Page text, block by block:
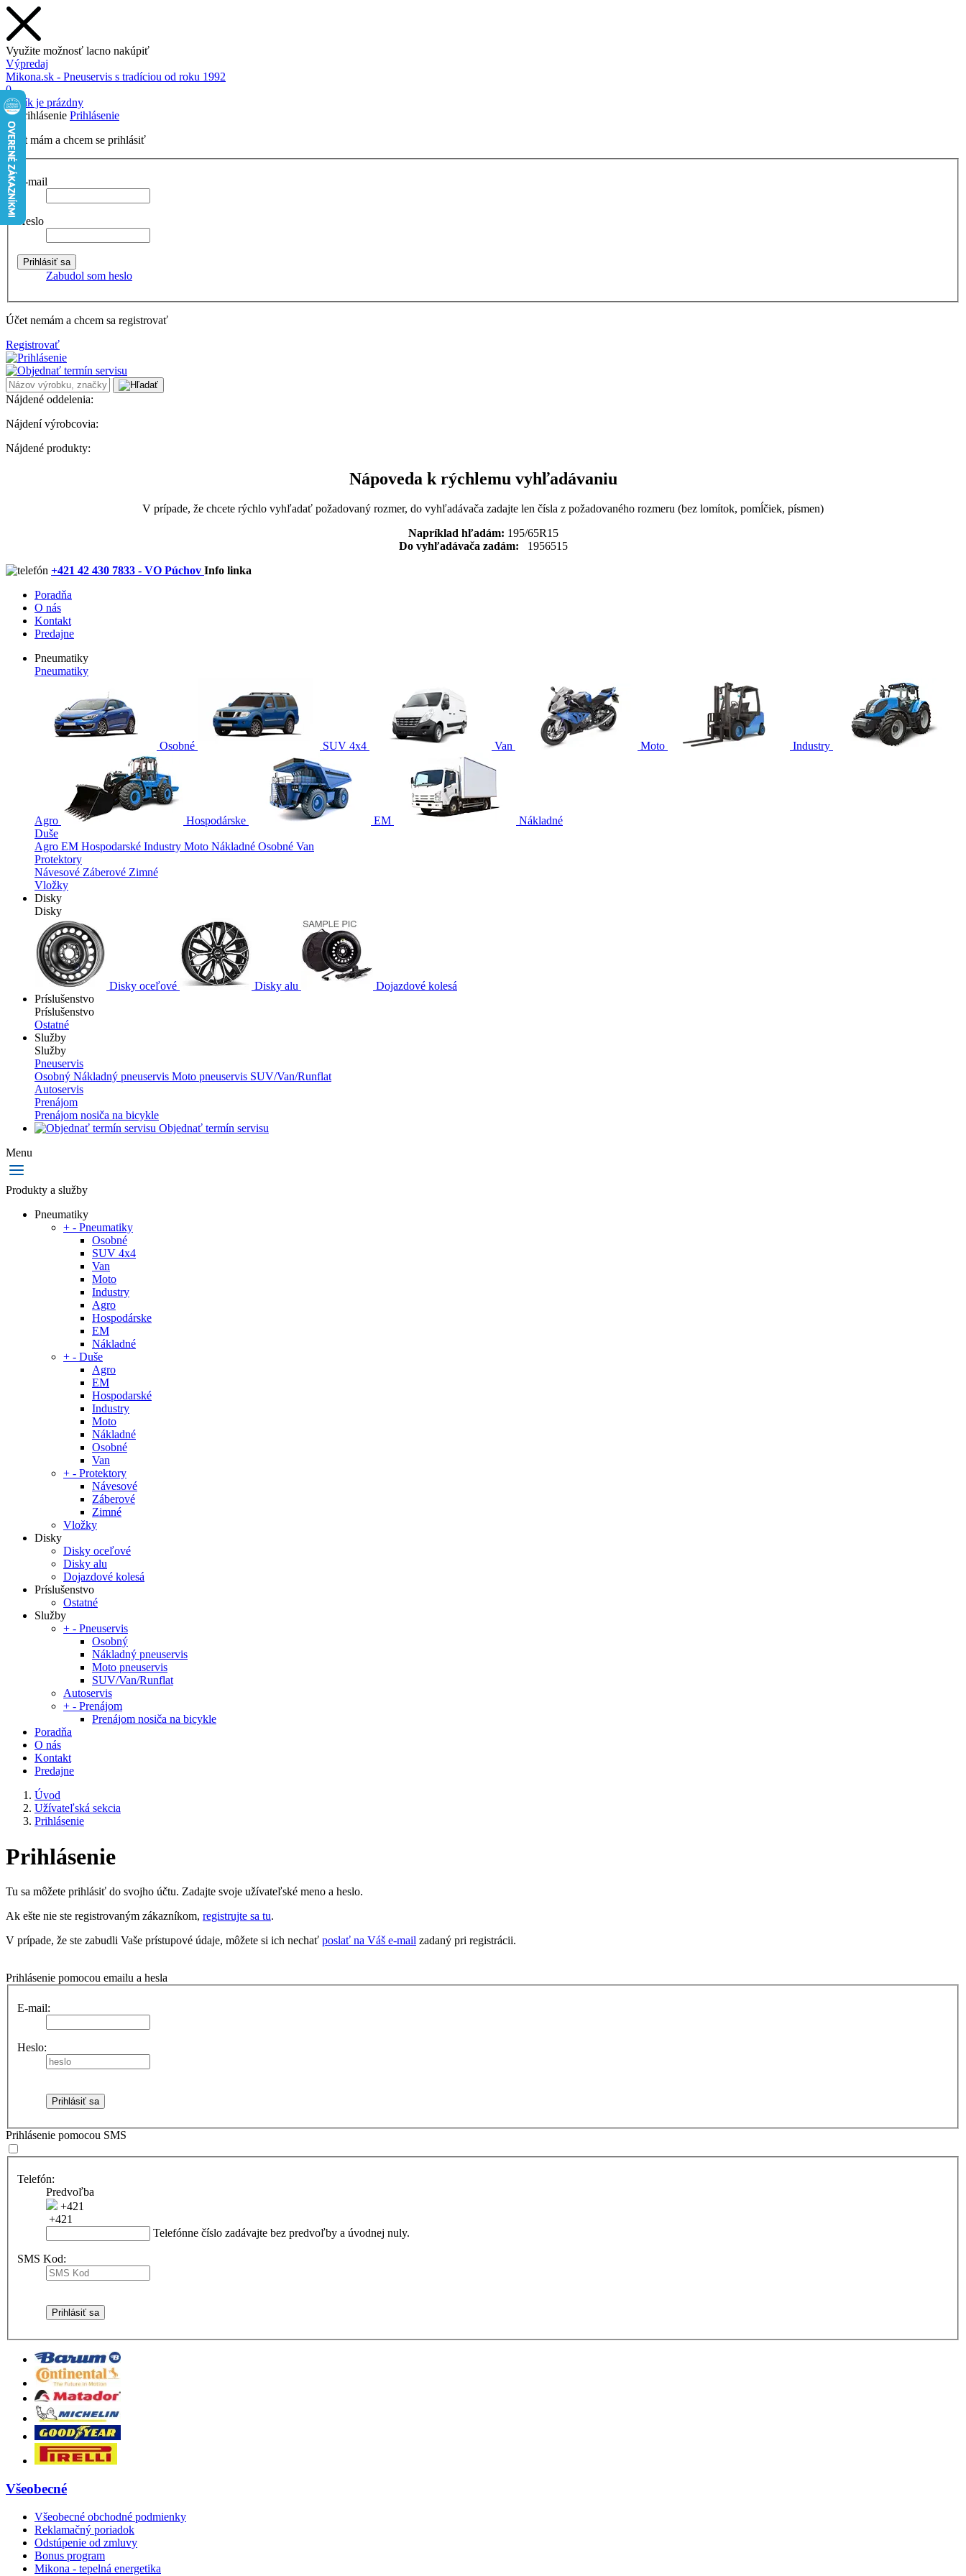
Využite možnosť lacno nakúpiť
Výpredaj
Mikona.sk - Pneuservis s tradíciou od roku 1992
0
Košík je prázdny
Prihlásenie
Účet mám a chcem se prihlásiť
E-mail
Heslo
Zabudol som heslo
Účet nemám a chcem sa registrovať
Registrovať
Nájdené oddelenia:
Nájdení výrobcovia:
Nájdené produkty:
Nápoveda k rýchlemu vyhľadávaniu
V prípade, že chcete rýchlo vyhľadať požadovaný rozmer, do vyhľadávača zadajte len čísla z požadovaného rozmeru (bez lomítok, pomĺčiek, písmen)
Napríklad hľadám: 195/65R15
Do vyhľadávača zadám: 1956515
+421 42 430 7833 - VO Púchov Info linka
Poradňa
O nás
Kontakt
Predajne
Pneumatiky
Pneumatiky
Osobné SUV 4x4 Van Moto Industry
Agro Hospodárske EM
Nákladné
Duše
Agro EM Hospodarské Industry Moto Nákladné Osobné Van
Protektory
Návesové Záberové Zimné
Vložky
Disky
Disky
Disky oceľové Disky alu
Dojazdové kolesá
Príslušenstvo
Príslušenstvo
Ostatné
Služby
Služby
Pneuservis
Osobný Nákladný pneuservis Moto pneuservis SUV/Van/Runflat
Autoservis
Prenájom
Prenájom nosiča na bicykle
Objednať termín servisu
Menu
Produkty a služby
Pneumatiky
+ - Pneumatiky
Osobné
SUV 4x4
Van
Moto
Industry
Agro
Hospodárske
EM
Nákladné
+ - Duše
Agro
EM
Hospodarské
Industry
Moto
Nákladné
Osobné
Van
+ - Protektory
Návesové
Záberové
Zimné
Vložky
Disky
Disky oceľové
Disky alu
Dojazdové kolesá
Príslušenstvo
Ostatné
Služby
+ - Pneuservis
Osobný
Nákladný pneuservis
Moto pneuservis
SUV/Van/Runflat
Autoservis
+ - Prenájom
Prenájom nosiča na bicykle
Poradňa
O nás
Kontakt
Predajne
Úvod
Užívateľská sekcia
Prihlásenie
Prihlásenie
Tu sa môžete prihlásiť do svojho účtu. Zadajte svoje užívateľské meno a heslo.
Ak ešte nie ste registrovaným zákazníkom, registrujte sa tu.
V prípade, že ste zabudli Vaše prístupové údaje, môžete si ich nechať poslať na Váš e-mail zadaný pri registrácii.
Prihlásenie pomocou emailu a hesla
E-mail:
Heslo:
Prihlásenie pomocou SMS
Telefón:
Predvoľba
+421
+421
Telefónne číslo zadávajte bez predvoľby a úvodnej nuly.
SMS Kod:
Všeobecné
Všeobecné obchodné podmienky
Reklamačný poriadok
Odstúpenie od zmluvy
Bonus program
Mikona - tepelná energetika